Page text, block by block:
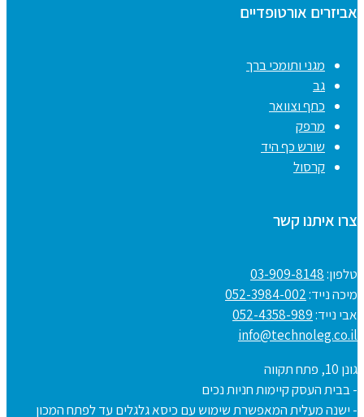
אביזרים אורטופדיים
מגני ותומכי ברך
גב
כתף וצוואר
מרפק
שורש כף היד
קרסול
צרו איתנו קשר
טלפון:03-909-8148
מיכה נייד:052-3984-002
אבי נייד:052-4358-989
info@technoleg.co.il
גונן 10, פתח תקווה
- בבית העסק קיימות חניות נכים
- ישנה מעלית המאפשרת שימוש עם כיסא גלגלים עד לפתח המכון